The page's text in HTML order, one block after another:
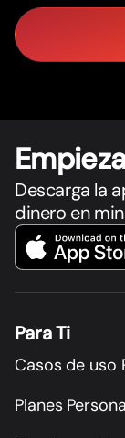
Descarga la
dinero en
Para Ti
Casos de uso
Planes